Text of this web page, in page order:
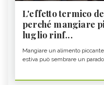
L'effetto termico
perché mangiare
luglio rinf...
Mangiare un alimento
estiva può sembrare un